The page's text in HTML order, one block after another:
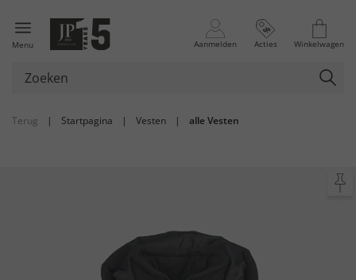
Menu Aanmelden Acties Winkelwagen
Terug | Startpagina | Vesten | alle Vesten